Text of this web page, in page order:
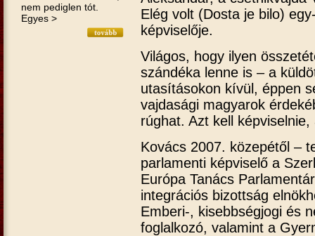
nem pediglen tót.
Egyes >
Elég volt (Dosta je bilo)
képviselője.
Világos, hogy ilyen
szándéka lenne is – a
utasításokon kívül, éppen
vajdasági magyarok
rúghat. Azt kell
Kovács 2007. közepétől –
parlamenti képviselő a
Európa Tanács
integrációs bizottság
Emberi-, kisebbségjogi és
foglalkozó, valamint a